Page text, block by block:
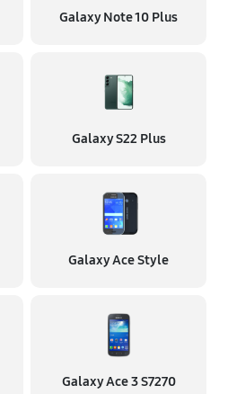
Galaxy Note 10 Plus
Galaxy S22 Plus
Galaxy Ace Style
Galaxy Ace 3 S7270